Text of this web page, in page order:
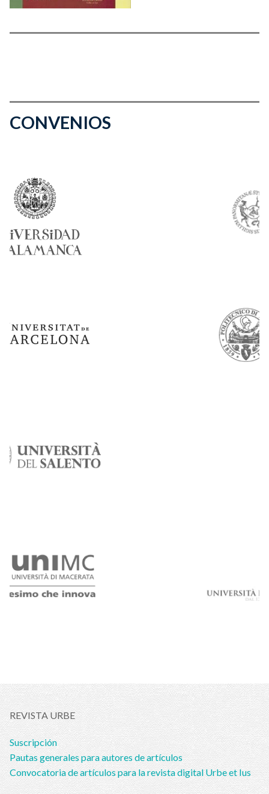
CONVENIOS
REVISTA URBE
Suscripción
Pautas generales para autores de artículos
Convocatoria de artículos para la revista digital Urbe et Ius